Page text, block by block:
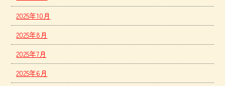
2025年10月
2025年8月
2025年7月
2025年6月